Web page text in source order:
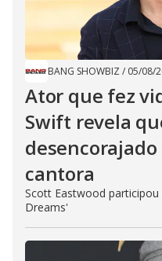
BANG SHOWBIZ / 05/08/
Ator que fez
Swift revela
cantora
Scott Eastwood
Dreams'